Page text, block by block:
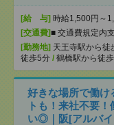
[給 与] 時給1,500円～
[交通費]■ 交通費規定内
[勤務地] 天王寺駅から徒
徒歩5分 / 鶴橋駅から徒
好きな場所で働
トも！来社不要
い◎｜阪[アルバ